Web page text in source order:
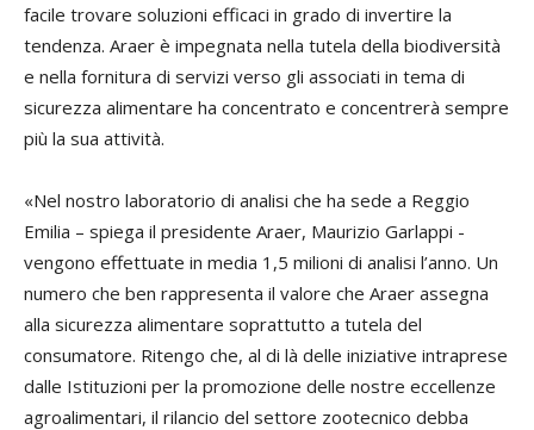
facile trovare soluzioni efficaci in grado di invertire la
tendenza. Araer è impegnata nella tutela della biodiversità
e nella fornitura di servizi verso gli associati in tema di
sicurezza alimentare ha concentrato e concentrerà sempre
più la sua attività.
«Nel nostro laboratorio di analisi che ha sede a Reggio
Emilia – spiega il presidente Araer, Maurizio Garlappi -
vengono effettuate in media 1,5 milioni di analisi l’anno. Un
numero che ben rappresenta il valore che Araer assegna
alla sicurezza alimentare soprattutto a tutela del
consumatore. Ritengo che, al di là delle iniziative intraprese
dalle Istituzioni per la promozione delle nostre eccellenze
agroalimentari, il rilancio del settore zootecnico debba